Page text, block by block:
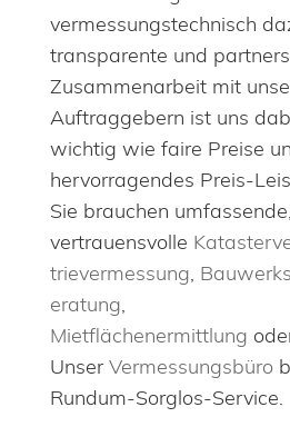
vermessungstechnisch
transparente und
Zusammenarbeit mit
Auftraggebern ist uns
wichtig wie faire Preise
hervorragendes Preis-
Sie brauchen
vertrauensvolle
trievermessung,
eratung,
Mietflächenermittlung
UnserVermessungsbüro
Rundum-Sorglos-Service.